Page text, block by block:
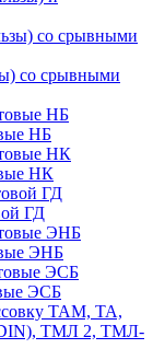
со срывными
НБ
НК
ГД
ЭНБ
ЭСБ